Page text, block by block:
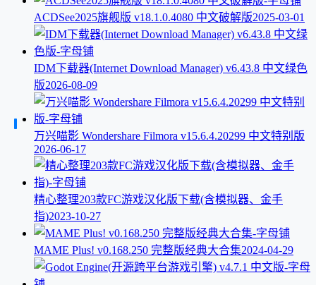
ACDSee2025旗舰版 v18.1.0.4080 中文破解版2025-03-01
IDM下载器(Internet Download Manager) v6.43.8 中文绿色
版2026-08-09
万兴喵影 Wondershare Filmora v15.6.4.20299 中文特别版
2026-06-17
精心整理203款FC游戏汉化版下载(含模拟器、金手
指)2023-10-27
MAME Plus! v0.168.250 完整版经典大合集2024-04-29